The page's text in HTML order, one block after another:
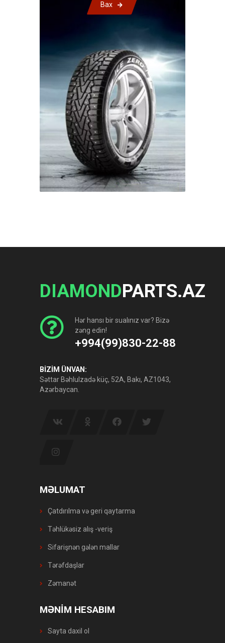
Bax
DIAMONDPARTS.AZ
Hər hansı bir sualınız var? Bizə
zəng edin!
+994(99)830-22-88
BİZİM ÜNVAN:
Səttar Bəhlulzadə küç, 52A, Bakı, AZ1043,
Azərbaycan.
MƏLUMAT
Çatdırılma və geri qaytarma
Təhlükəsiz alış -veriş
Sifarişnən gələn mallar
Tərəfdaşlar
Zəmanət
MƏNİM HESABIM
Sayta daxil ol